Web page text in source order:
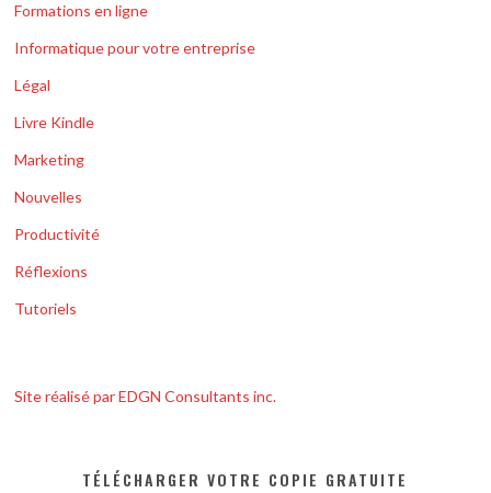
Formations en ligne
Informatique pour votre entreprise
Légal
Livre Kindle
Marketing
Nouvelles
Productivité
Réflexions
Tutoriels
Site réalisé par EDGN Consultants inc.
TÉLÉCHARGER VOTRE COPIE GRATUITE